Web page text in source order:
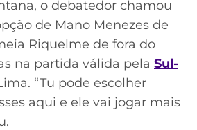
o debatedor chamou
de Mano Menezes de
Riquelme de fora do
na partida válida pela Sul-
“Tu pode escolher
aqui e ele vai jogar mais